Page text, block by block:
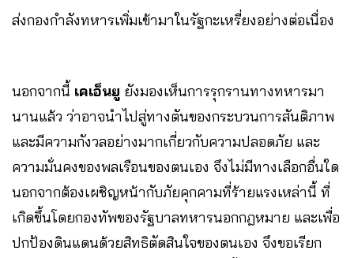
ส่งกองกำลังทหารเพิ่มเข้ามาในรัฐกะเหรี่ยงอย่างต่อเนื่อง
นอกจากนี้ เคเอ็นยู ยังมองเห็นการรุกรานทางทหารมา
นานแล้ว ว่าอาจนำไปสู่ทางตันของกระบวนการสันติภาพ
และมีความกังวลอย่างมากเกี่ยวกับความปลอดภัย และ
ความมั่นคงของพลเรือนของตนเอง จึงไม่มีทางเลือกอื่นใด
นอกจากต้องเผชิญหน้ากับภัยคุกคามที่ร้ายแรงเหล่านี้ ที่
เกิดขึ้นโดยกองทัพของรัฐบาลทหารนอกกฎหมาย และเพื่อ
ปกป้องดินแดนด้วยสิทธิตัดสินใจของตนเอง จึงขอเรียก